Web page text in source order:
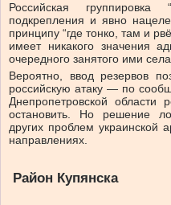
Российская группировка
подкрепления и явно
принципу “где тонко, там и
имеет никакого значения
очередного занятого ими
Вероятно, ввод резервов
российскую атаку — по
Днепропетровской области
остановить. Но решение
других проблем
направлениях.
Район Купянска